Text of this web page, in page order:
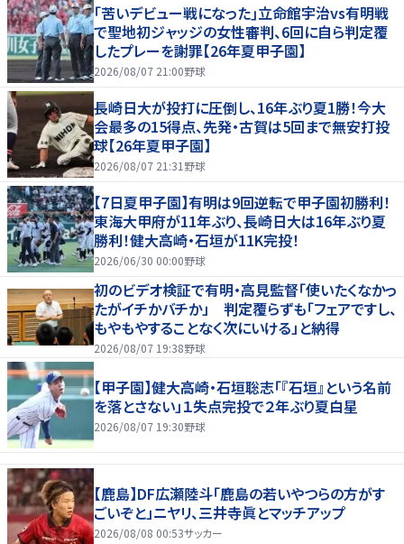
｢苦いデビュー戦になった｣立命館宇治vs有明戦
で聖地初ジャッジの女性審判、6回に自ら判定覆
したプレーを謝罪【26年夏甲子園】
2026/08/07 21:00野球
長崎日大が投打に圧倒し、16年ぶり夏1勝！今大
会最多の15得点、先発・古賀は5回まで無安打投
球【26年夏甲子園】
2026/08/07 21:31 野球
【7日夏甲子園】有明は9回逆転で甲子園初勝利！
東海大甲府が11年ぶり、長崎日大は16年ぶり夏
勝利！健大高崎・石垣が11K完投！
2026/06/30 00:00野球
初のビデオ検証で有明・高見監督「使いたくなかっ
たがイチかバチか」 判定覆らずも「フェアですし、
もやもやすることなく次にいける」と納得
2026/08/07 19:38野球
【甲子園】健大高崎・石垣聡志「『石垣』という名前
を落とさない」１失点完投で２年ぶり夏白星
2026/08/07 19:30野球
【鹿島】DF広瀬陸斗「鹿島の若いやつらの方がす
ごいぞと」ニヤリ、三井寺眞とマッチアップ
2026/08/08 00:53サッカー